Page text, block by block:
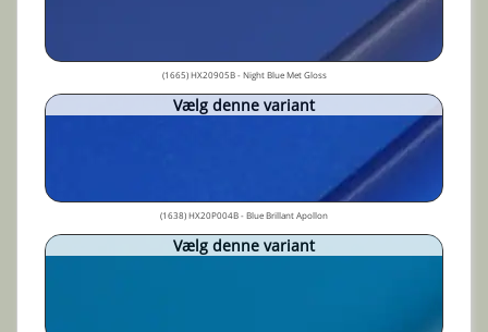
(1665) HX20905B - Night Blue Met Gloss
Vælg denne variant
(1638) HX20P004B - Blue Brillant Apollon
Vælg denne variant